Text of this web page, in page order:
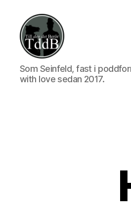
Till
den
det
Som Seinfeld, fast i
with love sedan 2017.